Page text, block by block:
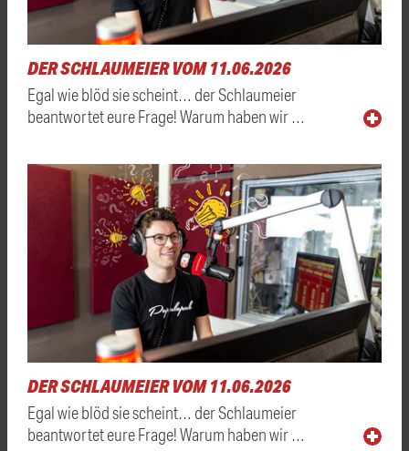
DER SCHLAUMEIER VOM 11.06.2026
Egal wie blöd sie scheint… der Schlaumeier
beantwortet eure Frage! Warum haben wir …
DER SCHLAUMEIER VOM 11.06.2026
Egal wie blöd sie scheint… der Schlaumeier
beantwortet eure Frage! Warum haben wir …